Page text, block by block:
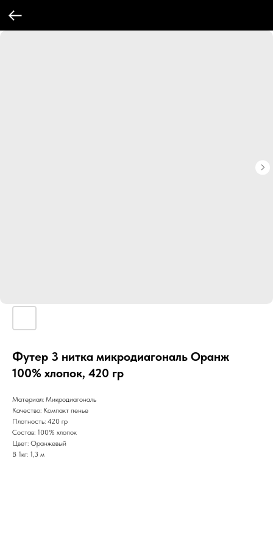
Футер 3 нитка микродиагональ Оранж
100% хлопок, 420 гр
Материал: Микродиагональ
Качество: Компакт пенье
Плотность: 420 гр
Состав: 100% хлопок
Цвет: Оранжевый
В 1кг: 1,3 м